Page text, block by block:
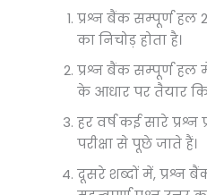
प्रश्न बैंक सम्पूर्ण हल
का निचोड़ होता है।
प्रश्न बैंक सम्पूर्ण हल में
के आधार पर तैयार
हर वर्ष कई सारे प्रश्न
परीक्षा से पूछे जाते हैं।
दूसरे शब्दों में, प्रश्न